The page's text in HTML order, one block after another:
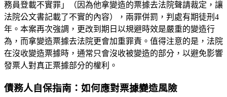
務員登載不實罪」（因為他拿變造的票據去法院聲請裁定，讓
法院公文書記載了不實的內容），兩罪併罰，判處有期徒刑4
年。本案再次強調，更改到期日以規避時效是嚴重的變造行
為，而拿變造票據去法院更會加重罪責。值得注意的是，法院
在沒收變造票據時，通常只會沒收被變造的部分，以避免影響
發票人對真正票據部分的權利。
債務人自保指南：如何應對票據變造風險